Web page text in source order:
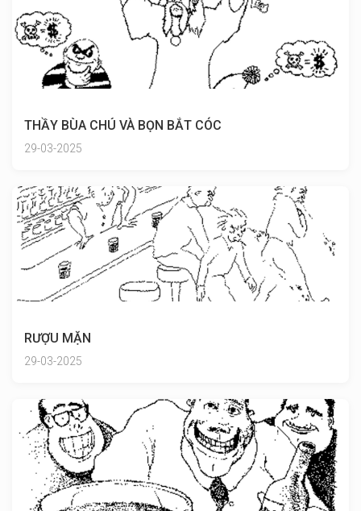
THẦY BÙA CHÚ VÀ BỌN BẮT CÓC
29-03-2025
RƯỢU MẶN
29-03-2025